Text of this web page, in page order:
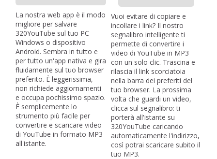
La nostra web app è il modo
migliore per salvare
320YouTube sul tuo PC
Windows o dispositivo
Android. Sembra in tutto e
per tutto un'app nativa e gira
fluidamente sul tuo browser
preferito. È leggerissima,
non richiede aggiornamenti
e occupa pochissimo spazio.
È semplicemente lo
strumento più facile per
convertire e scaricare video
di YouTube in formato MP3
all'istante.
Vuoi evitare di copiare e
incollare i link? Il nostro
segnalibro intelligente ti
permette di convertire i
video di YouTube in MP3
con un solo clic. Trascina e
rilascia il link scorciatoia
nella barra dei preferiti del
tuo browser. La prossima
volta che guardi un video,
clicca sul segnalibro: ti
porterà all'istante su
320YouTube caricando
automaticamente l'indirizzo,
così potrai scaricare subito il
tuo MP3.